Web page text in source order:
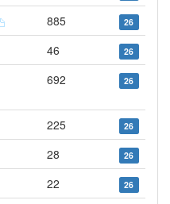
885 26
46 26
692 26
225 26
28 26
22 26